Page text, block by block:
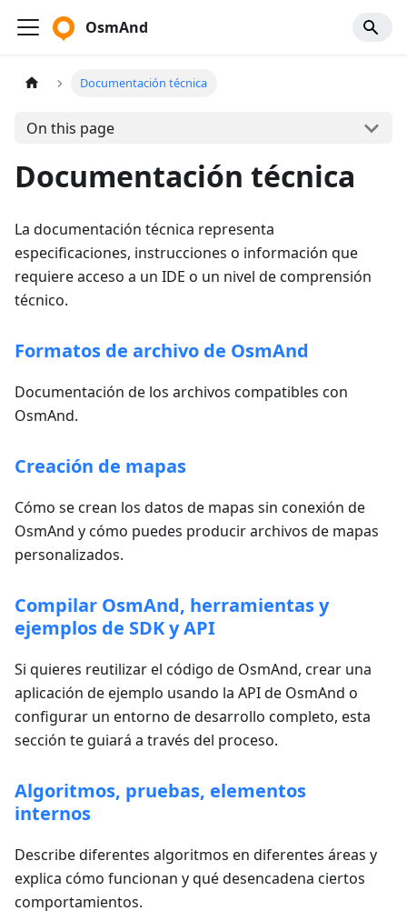
OsmAnd
Documentación técnica
On this page
Documentación técnica
La documentación técnica representa
especificaciones, instrucciones o información que
requiere acceso a un IDE o un nivel de comprensión
técnico.
Formatos de archivo de OsmAnd
Documentación de los archivos compatibles con
OsmAnd.
Creación de mapas
Cómo se crean los datos de mapas sin conexión de
OsmAnd y cómo puedes producir archivos de mapas
personalizados.
Compilar OsmAnd, herramientas y
ejemplos de SDK y API
Si quieres reutilizar el código de OsmAnd, crear una
aplicación de ejemplo usando la API de OsmAnd o
configurar un entorno de desarrollo completo, esta
sección te guiará a través del proceso.
Algoritmos, pruebas, elementos
internos
Describe diferentes algoritmos en diferentes áreas y
explica cómo funcionan y qué desencadena ciertos
comportamientos.